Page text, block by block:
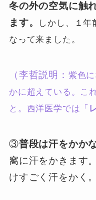
冬の外の空気に触
ます。
しかし、１年
なって来ました。
（李哲説明： 紫色
かに超えている。 こ
と。西洋医学では「
③普段は汗をかか
窩に汗をかきます
けすごく汗をかく。